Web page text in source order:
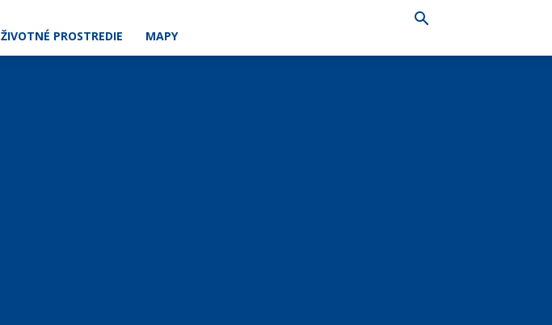
ŽIVOTNÉ PROSTREDIE MAPY